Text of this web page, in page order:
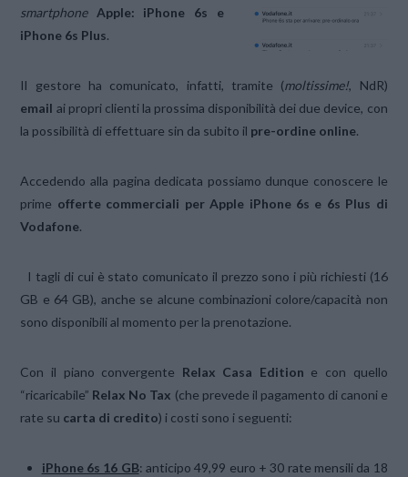
smartphone
Apple: iPhone 6s e
iPhone 6s Plus.
Il gestore ha comunicato, infatti, tramite (moltissime!, NdR)
email ai propri clienti la prossima disponibilità dei due device, con
la possibilità di effettuare sin da subito il pre-ordine online.
Accedendo alla pagina dedicata possiamo dunque conoscere le
prime offerte commerciali per Apple iPhone 6s e 6s Plus di
Vodafone.
I tagli di cui è stato comunicato il prezzo sono i più richiesti (16
GB e 64 GB), anche se alcune combinazioni colore/capacità non
sono disponibili al momento per la prenotazione.
Con il piano convergente Relax Casa Edition e con quello
“ricaricabile” Relax No Tax (che prevede il pagamento di canoni e
rate su carta di credito) i costi sono i seguenti:
iPhone 6s 16 GB: anticipo 49,99 euro + 30 rate mensili da 18